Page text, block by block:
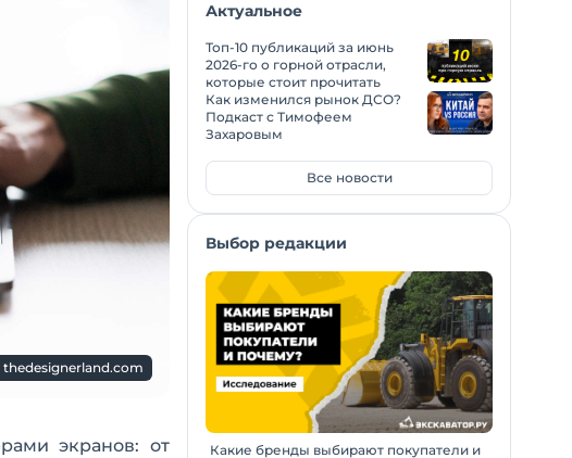
экранов: от
Актуальное
Топ-10 публикаций за июнь
2026-го о горной отрасли,
которые стоит прочитать
Как изменился рынок ДСО?
Подкаст с Тимофеем
Захаровым
Все новости
Выбор редакции
Какие бренды выбирают покупатели и